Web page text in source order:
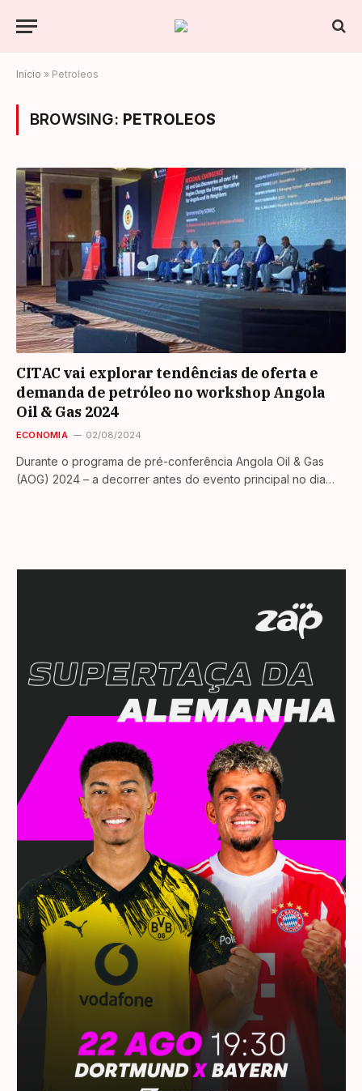
Início » Petroleos
BROWSING: PETROLEOS
CITAC vai explorar tendências de oferta e
demanda de petróleo no workshop Angola
Oil & Gas 2024
ECONOMIA 02/08/2024
Durante o programa de pré-conferência Angola Oil & Gas
(AOG) 2024 – a decorrer antes do evento principal no dia…